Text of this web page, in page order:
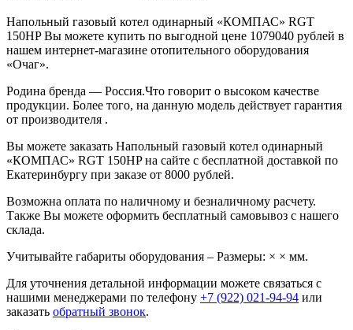
Напольный газовый котел одинарный «КОМПАС» RGT
150HP Вы можете купить по выгодной цене 1079040 рублей в
нашем интернет-магазине отопительного оборудования
«Очаг».
Родина бренда — Россия.Что говорит о высоком качестве
продукции. Более того, на данную модель действует гарантия
от производителя .
Вы можете заказать Напольный газовый котел одинарный
«КОМПАС» RGT 150HP на сайте с бесплатной доставкой по
Екатеринбургу при заказе от 8000 рублей.
Возможна оплата по наличному и безналичному расчету.
Также Вы можете оформить бесплатный самовывоз с нашего
склада.
Учитывайте габариты оборудования – Размеры: × × мм.
Для уточнения детальной информации можете связаться с
нашими менеджерами по телефону +7 (922) 021-94-94 или
заказать обратный звонок.